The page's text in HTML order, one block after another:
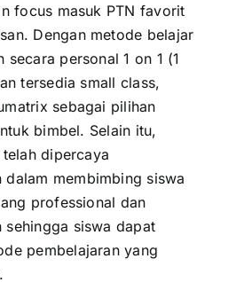
focus masuk PTN favorit
Dengan metode belajar
secara personal 1 on 1 (1
tersedia small class,
sebagai pilihan
bimbel. Selain itu,
dipercaya
dalam membimbing siswa
professional dan
sehingga siswa dapat
pembelajaran yang